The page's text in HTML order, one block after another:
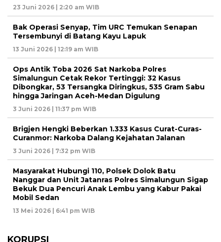
23 Juni 2026 | 2:20 am WIB
Bak Operasi Senyap, Tim URC Temukan Senapan
Tersembunyi di Batang Kayu Lapuk
13 Juni 2026 | 12:19 am WIB
Ops Antik Toba 2026 Sat Narkoba Polres
Simalungun Cetak Rekor Tertinggi: 32 Kasus
Dibongkar, 53 Tersangka Diringkus, 535 Gram Sabu
hingga Jaringan Aceh-Medan Digulung
3 Juni 2026 | 11:37 pm WIB
Brigjen Hengki Beberkan 1.333 Kasus Curat-Curas-
Curanmor: Narkoba Dalang Kejahatan Jalanan
3 Juni 2026 | 7:32 pm WIB
Masyarakat Hubungi 110, Polsek Dolok Batu
Nanggar dan Unit Jatanras Polres Simalungun Sigap
Bekuk Dua Pencuri Anak Lembu yang Kabur Pakai
Mobil Sedan
13 Mei 2026 | 6:41 pm WIB
KORUPSI